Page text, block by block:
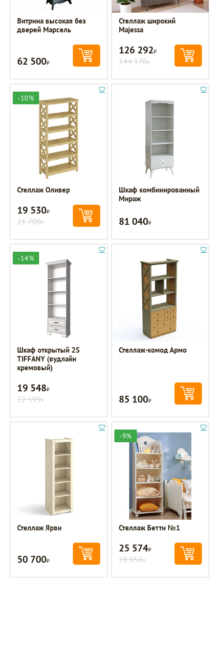
Витрина высокая без
дверей Марсель
62 500Р
Стеллаж широкий
Majessa
126 292Р
144 170Р
-10%
Стеллаж Оливер
19 530Р
21 700Р
Шкаф комбинированный
Мираж
81 040Р
-14%
Шкаф открытый 2S
TIFFANY (вудлайн
кремовый)
19 548Р
22 599Р
Стеллаж-комод Армо
85 100Р
Стеллаж Ярви
50 700Р
-9%
Стеллаж Бетти №1
25 574Р
28 050Р